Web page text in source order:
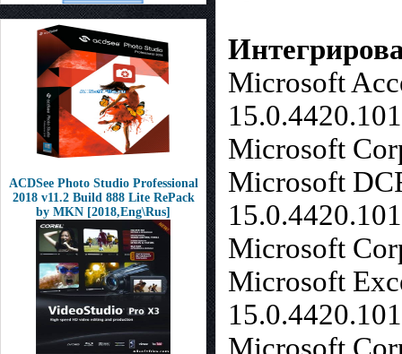
ACDSee Photo Studio Professional
2018 v11.2 Build 888 Lite RePack
by MKN [2018,Eng\Rus]
Microsoft
Microsoft
Microsoft
Microsoft
Microsoft
Microsoft